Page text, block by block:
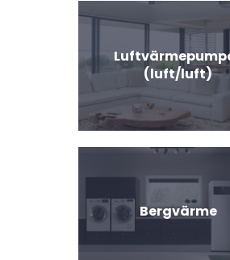
(luft/luft)
Bergvärme